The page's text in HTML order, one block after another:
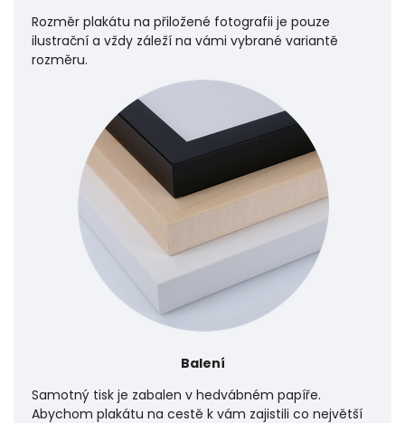
Rozměr plakátu na přiložené fotografii je pouze
ilustrační a vždy záleží na vámi vybrané variantě
rozměru.
Balení
Samotný tisk je zabalen v hedvábném papíře.
Abychom plakátu na cestě k vám zajistili co největší